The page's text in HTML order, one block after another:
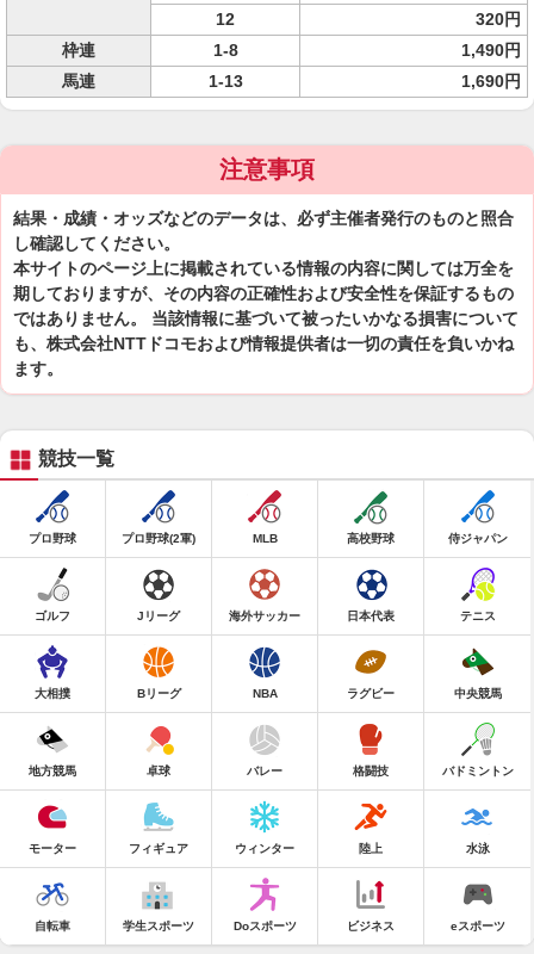
12
320円
枠連
1-8
1,490円
馬連
1-13 1,690円
注意事項
結果・成績・オッズなどのデータは、必ず主催者発行のものと照合
し確認してください。
本サイトのページ上に掲載されている情報の内容に関しては万全を
期しておりますが、その内容の正確性および安全性を保証するもの
ではありません。 当該情報に基づいて被ったいかなる損害について
も、株式会社NTTドコモおよび情報提供者は一切の責任を負いかね
ます。
競技一覧
プロ野球 プロ野球(2軍) MLB 高校野球 侍ジャパン
ゴルフ Jリーグ 海外サッカー 日本代表 テニス
大相撲 Bリーグ NBA ラグビー 中央競馬
地方競馬 卓球 バレー 格闘技 バドミントン
モーター フィギュア ウィンター 陸上 水泳
自転車 学生スポーツ Doスポーツ ビジネス eスポーツ